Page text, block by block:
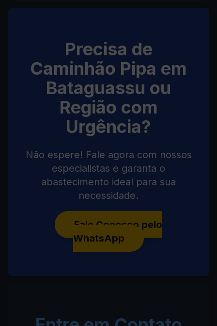
Precisa de
Caminhão Pipa em
Bataguassu ou
Região com
Urgência?
Não espere! Fale agora com nossos
especialistas e garanta o
abastecimento ideal para sua
necessidade.
Fale Conosco pelo
WhatsApp